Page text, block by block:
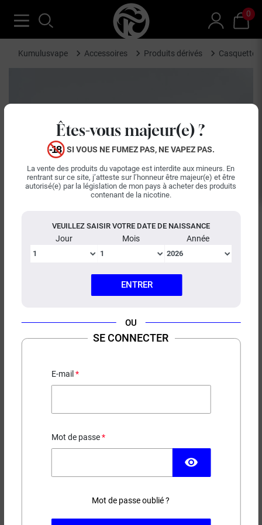
Êtes-vous majeur(e) ?
SI VOUS NE FUMEZ PAS, NE VAPEZ PAS.
La vente des produits du vapotage est interdite aux mineurs. En
rentrant sur ce site, j’atteste sur l’honneur être majeur(e) et être
autorisé(e) par la législation de mon pays à acheter des produits
contenant de la nicotine.
VEUILLEZ SAISIR VOTRE DATE DE NAISSANCE
Jour Mois Année
ENTRER
OU
SE CONNECTER
E-mail
Mot de passe
visibility
Mot de passe oublié ?
0
Kumulusvape Accessoires Produits dérivés Casquette
19,90 €
EN STOCK
AJOUTER AU PANIER